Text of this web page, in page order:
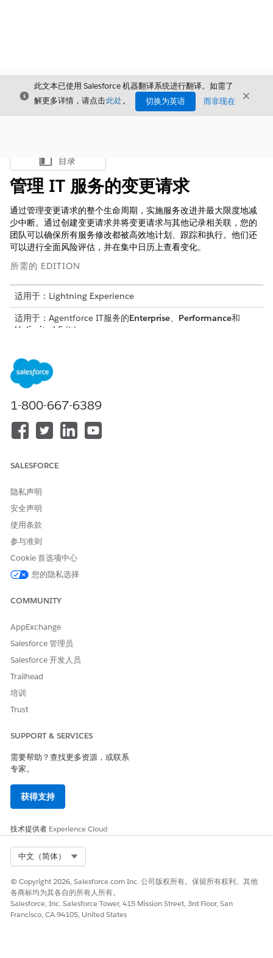
关闭
此文本已使用 Salesforce 机器翻译系统进行翻译。如需了
解更多详情，请点击此处。 切换为英语 而非现在 关闭
显示目录
目录
管理 IT 服务的变更请求
通过管理变更请求的整个生命周期，实施服务改进并最大限度地减
少中断。通过创建变更请求并将变更请求与其他记录相关联，您的
团队可以确保所有服务修改都被高效地计划、跟踪和执行。他们还
可以进行全面风险评估，并在集中日历上查看变化。
所需的 EDITION
适用于：Lightning Experience
适用于：Agentforce IT服务的Enterprise、 Performance和
Unlimited Edition。
处理变更请求，简化服务改进的实施。您可以创建变更请求，将
变更请求与其他记录相关联，甚至可以在集中日历上查看变更请
IT 服务的变更风险评估
在 Agentforce IT 服务中，变更风险评估是计算变更请求风险分
数的自动化流程。此分数基于变更请求属性的组合，例如影响、
据得分，分配相应的风险级别和风险得分。这将提供计算风险的
查看并解决检测到的变更请求冲突
查看并解决检测到的变更请求冲突，以防止工作重叠并保持准确
的变更计划。您可以直接在变更请求记录上查看冲突，您可以在
其中重新计划请求或将冲突标记为已解决或已忽略。
管理变更咨询委员会
管理变更咨询委员会，以协调审查、安排审批会议并跟踪变更请
求的批准决定。
请与我们共享您的想法，以便我们进行改进！
1-800-667-6389
SALESFORCE
隐私声明
安全声明
使用条款
参与准则
Cookie 首选项中心
您的隐私选择
COMMUNITY
AppExchange
Salesforce 管理员
Salesforce 开发人员
Trailhead
培训
Trust
SUPPORT & SERVICES
需要帮助？查找更多资源，或联系
专家。
获得支持
技术提供者 Experience Cloud
中文（简体）
© Copyright 2026, Salesforce.com Inc. 公司版权所有。保留所有权利。其他
各商标均为其各自的所有人所有。
Salesforce, Inc. Salesforce Tower, 415 Mission Street, 3rd Floor, San
Francisco, CA 94105, United States